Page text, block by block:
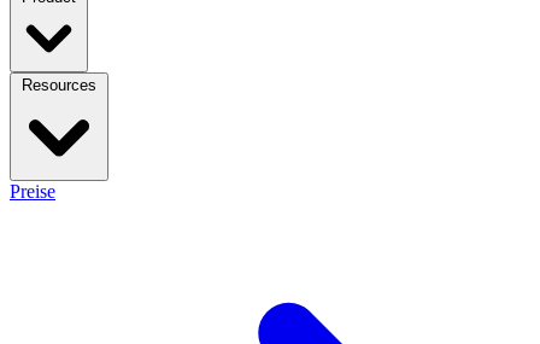
Preise